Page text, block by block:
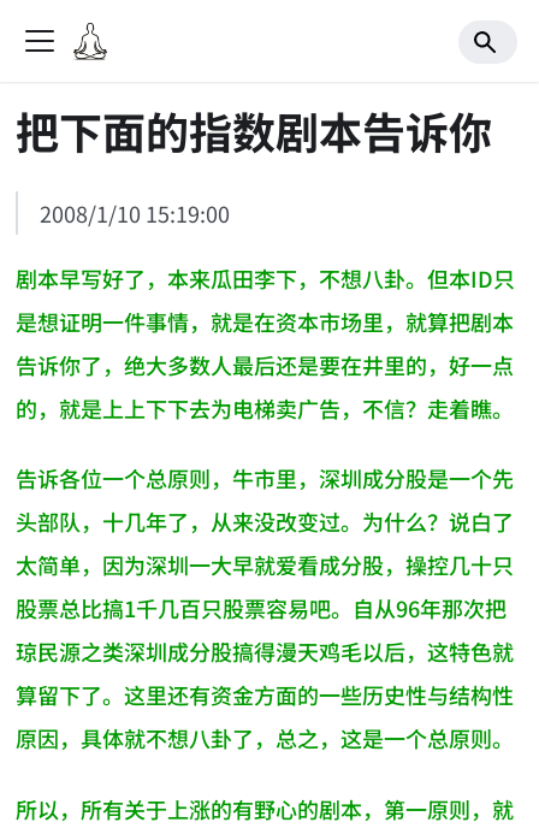
把下面的指数剧本告诉你
2008/1/10 15:19:00
剧本早写好了，本来瓜田李下，不想八卦。但本ID只
是想证明一件事情，就是在资本市场里，就算把剧本
告诉你了，绝大多数人最后还是要在井里的，好一点
的，就是上上下下去为电梯卖广告，不信？走着瞧。
告诉各位一个总原则，牛市里，深圳成分股是一个先
头部队，十几年了，从来没改变过。为什么？说白了
太简单，因为深圳一大早就爱看成分股，操控几十只
股票总比搞1千几百只股票容易吧。自从96年那次把
琼民源之类深圳成分股搞得漫天鸡毛以后，这特色就
算留下了。这里还有资金方面的一些历史性与结构性
原因，具体就不想八卦了，总之，这是一个总原则。
所以，所有关于上涨的有野心的剧本，第一原则，就